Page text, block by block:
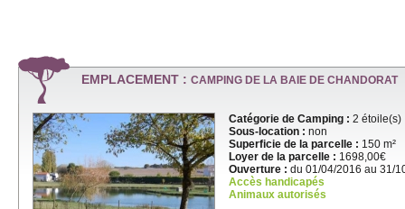
EMPLACEMENT : CAMPING DE LA BAIE DE CHANDORAT
Catégorie de Camping : 2 étoile(s)
Sous-location : non
Superficie de la parcelle : 150 m²
Loyer de la parcelle : 1698,00€
Ouverture : du 01/04/2016 au 31/
Accès handicapés
Animaux autorisés